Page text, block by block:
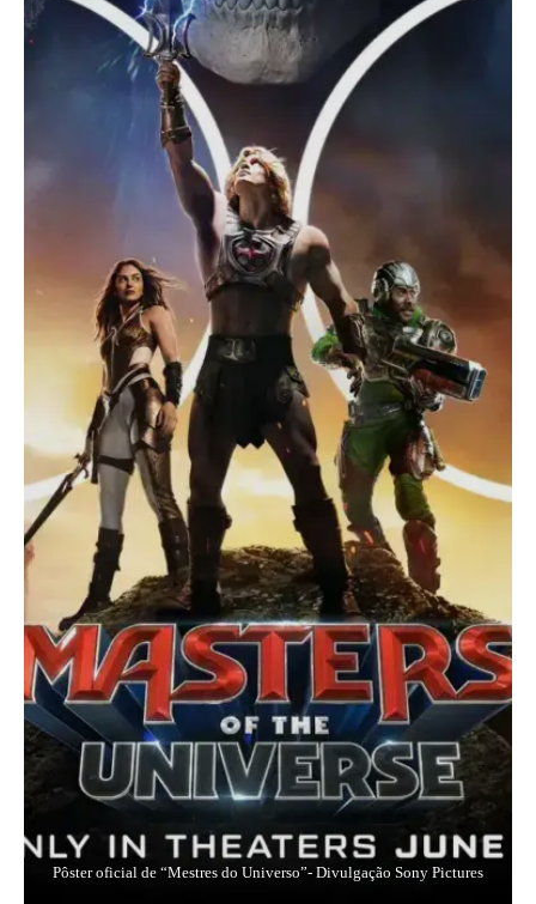
Pôster oficial de “Mestres do Universo”- Divulgação Sony Pictures